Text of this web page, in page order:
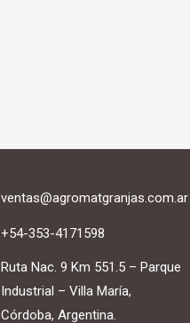
ventas@agromatgranjas.com.ar
+54-353-4171598
Ruta Nac. 9 Km 551.5 – Parque
Industrial – Villa María,
Córdoba, Argentina.